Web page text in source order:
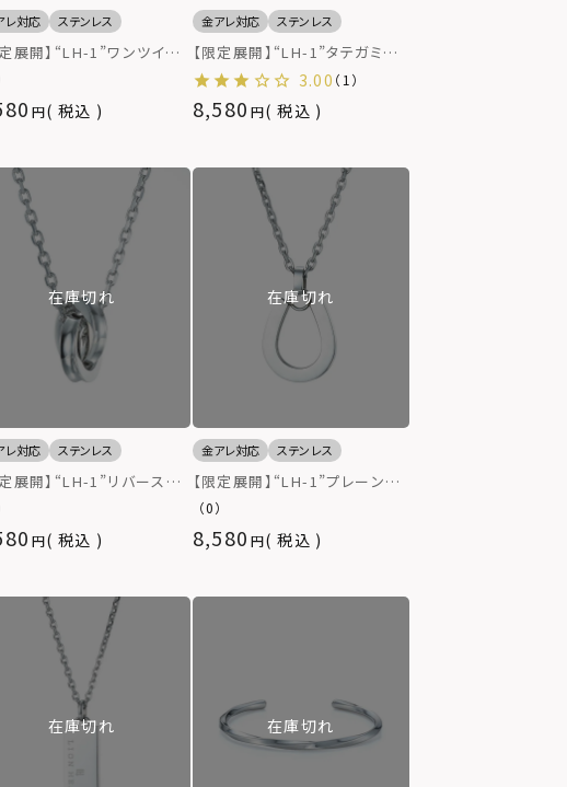
レ対応 ステンレス
展開】“LH-1”ワンツイス
ングネックレス/サージカル
税込
金アレ対応 ステンレス
【限定展開】“LH-1”タテガミダ
ブルリングネックレス/フラグメ
ント/シルバー×ブラック/サー
ジカルステンレス（金属アレルギ
3.00 （1）
8,580 税込
在庫切れ
レ対応 ステンレス
展開】“LH-1”リバースラ
ドダブルリングネックレス/
対応）税込
在庫切れ
金アレ対応 ステンレス
【限定展開】“LH-1”プレーンホ
ースシューネックレス/サージカ
応）
（0）
8,580 税込
在庫切れ 在庫切れ